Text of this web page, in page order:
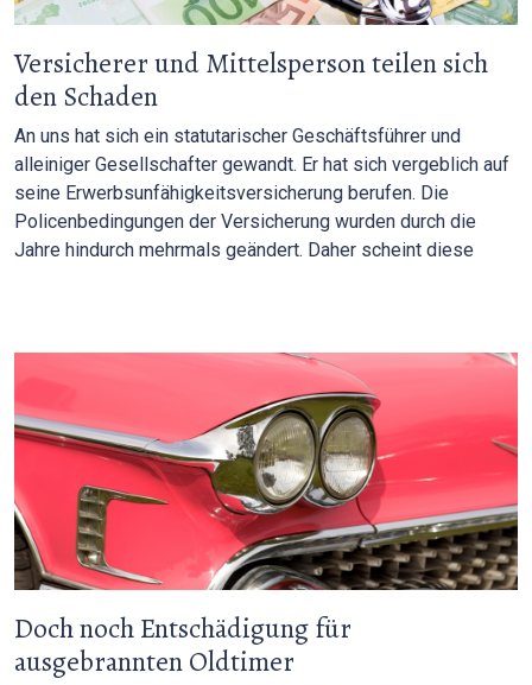
Versicherer und Mittelsperson teilen sich
den Schaden
An uns hat sich ein statutarischer Geschäftsführer und
alleiniger Gesellschafter gewandt. Er hat sich vergeblich auf
seine Erwerbsunfähigkeitsversicherung berufen. Die
Policenbedingungen der Versicherung wurden durch die
Jahre hindurch mehrmals geändert. Daher scheint diese
Doch noch Entschädigung für
ausgebrannten Oldtimer